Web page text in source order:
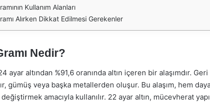
Kullanım Alanları
Alırken Dikkat Edilmesi Gerekenler
Nedir?
ayar altından %91,6 oranında altın içeren bir alaşımdır. Geri
gümüş veya başka metallerden oluşur. Bu alaşım, hem
amacıyla kullanılır. 22 ayar altın, mücevherat